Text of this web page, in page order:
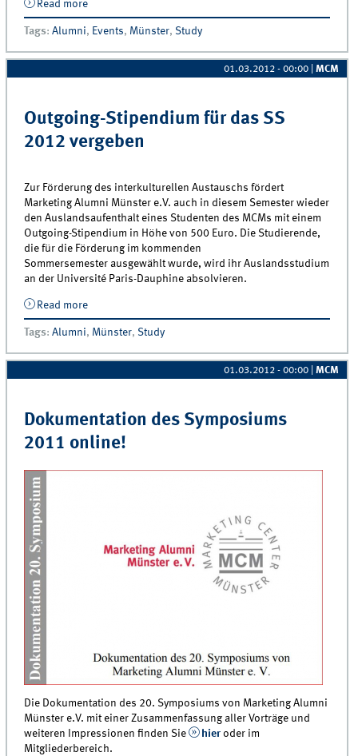
Read moreabout Marketing Alumni sucht Spieler für den
diesjährigen Wiwi-Cup
Tags:Alumni, Events, Münster, Study
01.03.2012 - 00:00 |MCM
Outgoing-Stipendium für das SS
2012 vergeben
Zur Förderung des interkulturellen Austauschs fördert
Marketing Alumni Münster e.V. auch in diesem Semester wieder
den Auslandsaufenthalt eines Studenten des MCMs mit einem
Outgoing-Stipendium in Höhe von 500 Euro. Die Studierende,
die für die Förderung im kommenden
Sommersemester ausgewählt wurde, wird ihr Auslandsstudium
an der Université Paris-Dauphine absolvieren.
Read moreabout Outgoing-Stipendium für das SS 2012
vergeben
Tags:Alumni, Münster, Study
01.03.2012 - 00:00 |MCM
Dokumentation des Symposiums
2011 online!
Die Dokumentation des 20. Symposiums von Marketing Alumni
Münster e.V. mit einer Zusammenfassung aller Vorträge und
weiteren Impressionen finden Sie
hieroder im
Mitgliederbereich.